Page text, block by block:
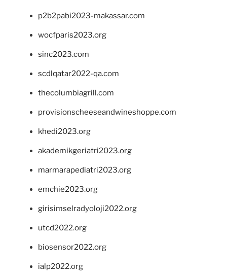
p2b2pabi2023-makassar.com
wocfparis2023.org
sinc2023.com
scdlqatar2022-qa.com
thecolumbiagrill.com
provisionscheeseandwineshoppe.com
khedi2023.org
akademikgeriatri2023.org
marmarapediatri2023.org
emchie2023.org
girisimselradyoloji2022.org
utcd2022.org
biosensor2022.org
ialp2022.org